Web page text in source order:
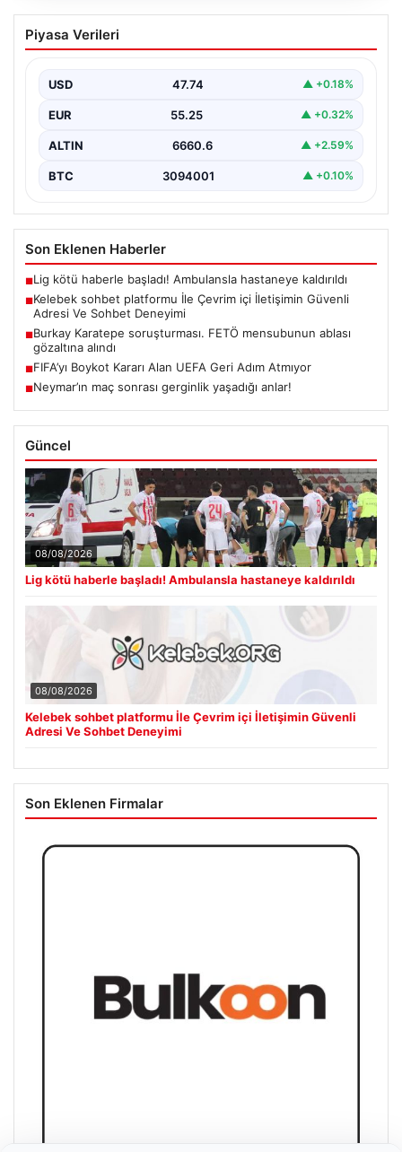
FIFA’yı Boykot Kararı Alan UEFA Geri
Adım Atmıyor
günlerde gündeme gelen FIFA Başkanı Gianni
Infantino’nun Dünya…
Piyasa Verileri
USD 47.74 ▲ +0.18%
EUR 55.25 ▲ +0.32%
ALTIN 6660.6 ▲ +2.59%
BTC 3094001 ▲ +0.10%
Son Eklenen Haberler
■Lig kötü haberle başladı! Ambulansla hastaneye kaldırıldı
■Kelebek sohbet platformu İle Çevrim içi İletişimin Güvenli
Adresi Ve Sohbet Deneyimi
■Burkay Karatepe soruşturması. FETÖ mensubunun ablası
gözaltına alındı
■FIFA’yı Boykot Kararı Alan UEFA Geri Adım Atmıyor
■Neymar’ın maç sonrası gerginlik yaşadığı anlar!
Güncel
08/08/2026
Lig kötü haberle başladı! Ambulansla hastaneye kaldırıldı
08/08/2026
Kelebek sohbet platformu İle Çevrim içi İletişimin Güvenli
Adresi Ve Sohbet Deneyimi
Son Eklenen Firmalar